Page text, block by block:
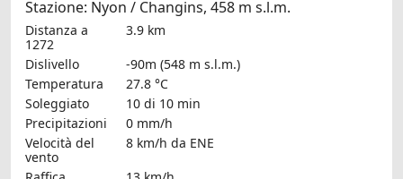
Stazione: Nyon / Changins, 458 m s.l.m.
Distanza a
1272
3.9 km
Dislivello
-90m (548 m s.l.m.)
Temperatura
27.8 °C
Soleggiato
10 di 10 min
Precipitazioni
0 mm/h
Velocità del
vento
8 km/h da ENE